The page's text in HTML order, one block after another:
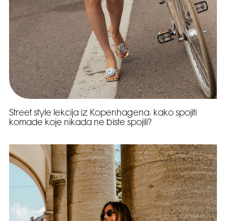
Street style lekcija iz Kopenhagena: kako spojiti
komade koje nikada ne biste spojili?